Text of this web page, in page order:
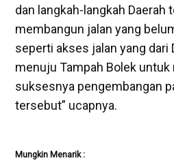
dan langkah-langkah Daerah
membangun jalan yang
seperti akses jalan yang dari
menuju Tampah Bolek untuk
suksesnya pengembangan
tersebut” ucapnya.
Mungkin Menarik :